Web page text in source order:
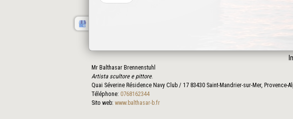
Mr Balthasar Brennenstuhl
Artista scultore e pittore.
Quai Séverine Résidence Navy Club / 17 83430 Saint-Mandrier-sur-Mer, Provence-
Téléphone: 0768162344
Sito web: www.balthasar-b.fr